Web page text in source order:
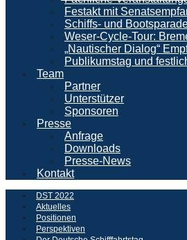
Festakt mit
Schiffs- und
Weser-Cycle-Tour:
„Nautischer Dialog“
Publikumstag und
Team
Partner
Unterstützer
Sponsoren
Presse
Anfrage
Downloads
Presse-News
Kontakt
DST 2022
Aktuelles
Positionen
Perspektiven